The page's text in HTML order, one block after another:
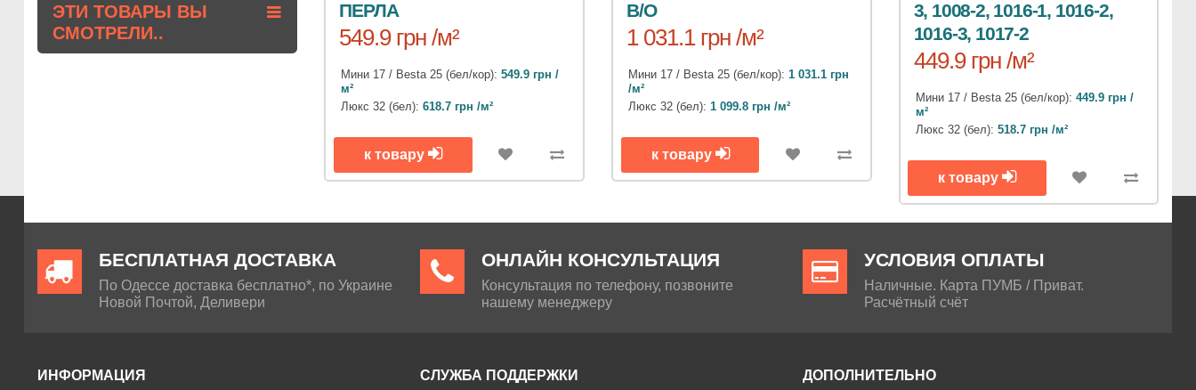
ПЕРЛА
549.9 грн /м²
Мини 17 / Besta 25 (бел/кор):549.9 грн /
м²
Люкс 32 (бел):618.7 грн /м²
к товару
B/O
1 031.1 грн /м²
Мини 17 / Besta 25 (бел/кор): 1 031.1 грн
/м²
Люкс 32 (бел): 1 099.8 грн /м²
к товару
3, 1008-2, 1016-1, 1016-2,
1016-3, 1017-2
449.9 грн /м²
Мини 17 / Besta 25 (бел/кор): 449.9 грн /
м²
Люкс 32 (бел): 518.7 грн /м²
к товару
ЭТИ ТОВАРЫ ВЫ
СМОТРЕЛИ..
БЕСПЛАТНАЯ ДОСТАВКА
По Одессе доставка бесплатно*, по Украине
Новой Почтой, Деливери
ОНЛАЙН КОНСУЛЬТАЦИЯ
Консультация по телефону, позвоните
нашему менеджеру
УСЛОВИЯ ОПЛАТЫ
Наличные. Карта ПУМБ / Приват.
Расчётный счёт
ИНФОРМАЦИЯ СЛУЖБА ПОДДЕРЖКИ ДОПОЛНИТЕЛЬНО